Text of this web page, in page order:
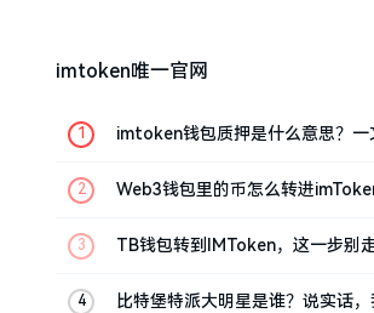
imtoken唯一官网
imtoken钱包质押是什么意思？一
Web3钱包里的币怎么转进
TB钱包转到IMToken，这一步别
比特堡特派大明星是谁？说实话